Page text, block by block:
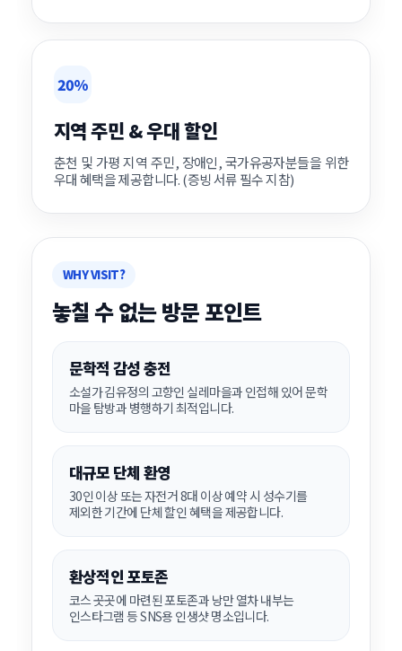
20%
지역 주민 & 우대 할인
춘천 및 가평 지역 주민, 장애인, 국가유공자분들을 위한
우대 혜택을 제공합니다. (증빙 서류 필수 지참)
WHY VISIT?
놓칠 수 없는 방문 포인트
문학적 감성 충전
소설가 김유정의 고향인 실레마을과 인접해 있어 문학
마을 탐방과 병행하기 최적입니다.
대규모 단체 환영
30인 이상 또는 자전거 8대 이상 예약 시 성수기를
제외한 기간에 단체 할인 혜택을 제공합니다.
환상적인 포토존
코스 곳곳에 마련된 포토존과 낭만 열차 내부는
인스타그램 등 SNS용 인생샷 명소입니다.